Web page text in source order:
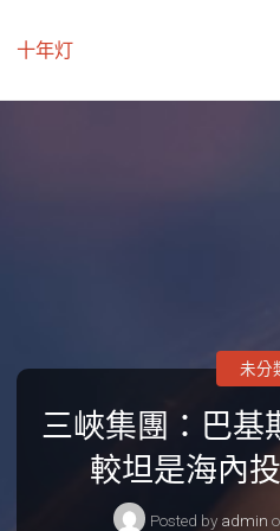
十年灯
三峽集團：巴基
較坦是海內
Posted by admin
未分